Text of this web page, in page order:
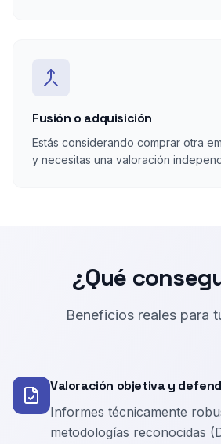
Fusión o adquisición
Estás considerando comprar otra
y necesitas una valoración
¿Qué
Beneficios reales para
Valoración objetiva y
Informes técnicamente
metodologías reconocidas